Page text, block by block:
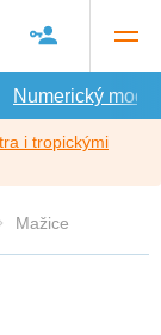
Numerický model
i tropickými
Mažice